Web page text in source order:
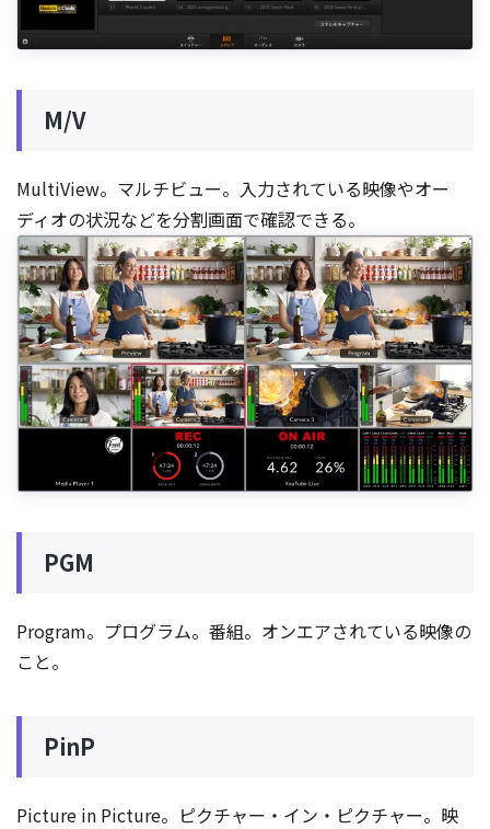
M/V
MultiView。マルチビュー。入力されている映像やオー
ディオの状況などを分割画面で確認できる。
PGM
Program。プログラム。番組。オンエアされている映像の
こと。
PinP
Picture in Picture。ピクチャー・イン・ピクチャー。映